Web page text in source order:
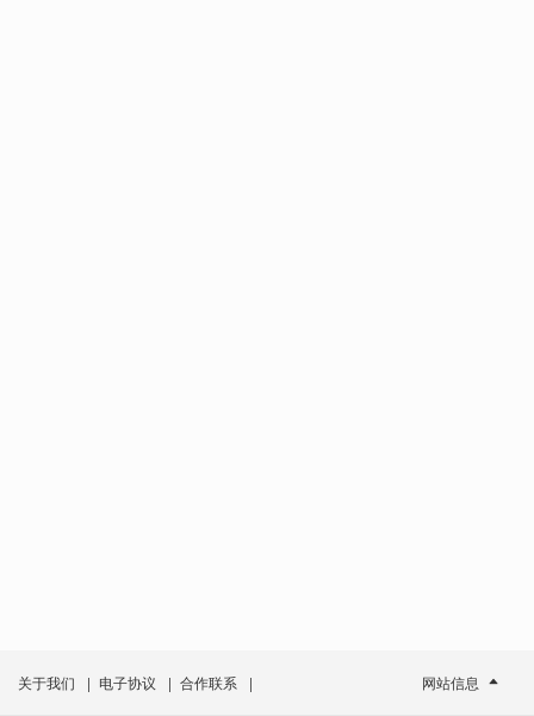
关于我们 | 电子协议 | 合作联系 | 网站信息